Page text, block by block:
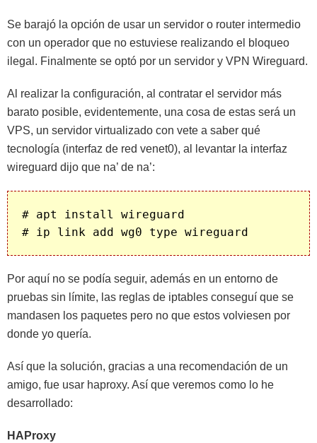
Se barajó la opción de usar un servidor o router intermedio
con un operador que no estuviese realizando el bloqueo
ilegal. Finalmente se optó por un servidor y VPN Wireguard.
Al realizar la configuración, al contratar el servidor más
barato posible, evidentemente, una cosa de estas será un
VPS, un servidor virtualizado con vete a saber qué
tecnología (interfaz de red venet0), al levantar la interfaz
wireguard dijo que na’ de na’:
# apt install wireguard
Por aquí no se podía seguir, además en un entorno de
pruebas sin límite, las reglas de iptables conseguí que se
mandasen los paquetes pero no que estos volviesen por
donde yo quería.
Así que la solución, gracias a una recomendación de un
amigo, fue usar haproxy. Así que veremos como lo he
desarrollado:
HAProxy